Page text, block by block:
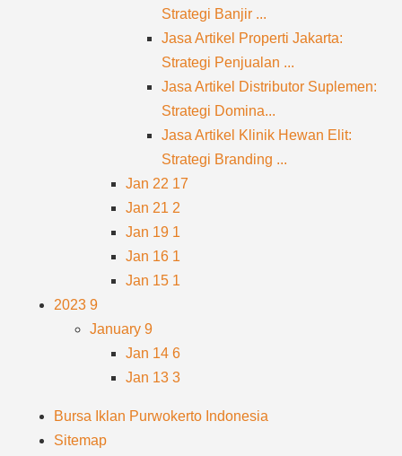
Strategi Banjir ...
Jasa Artikel Properti Jakarta:
Strategi Penjualan ...
Jasa Artikel Distributor Suplemen:
Strategi Domina...
Jasa Artikel Klinik Hewan Elit:
Strategi Branding ...
Jan 22 17
Jan 21 2
Jan 19 1
Jan 16 1
Jan 15 1
2023 9
January 9
Jan 14 6
Jan 13 3
Bursa Iklan Purwokerto Indonesia
Sitemap